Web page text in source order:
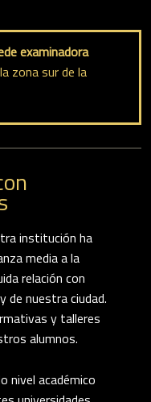
examinadora
zona sur de la
institución ha
media a la
relación con
de nuestra ciudad.
y talleres
alumnos.
nivel académico